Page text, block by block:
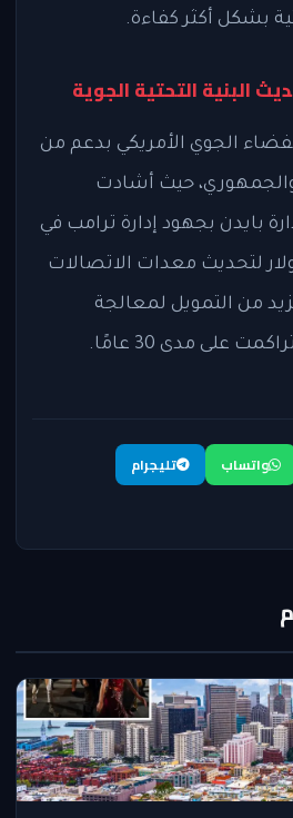
بشكل أكثر كفاءة.
البنية التحتية الجوية
الجوي الأمريكي بدعم من
والجمهوري، حيث أشادت
بايدن بجهود إدارة ترامب في
مليار دولار لتحديث معدات الاتصالات
من التمويل لمعالجة
على مدى 30 عامًا.
واتساب
تليجرام